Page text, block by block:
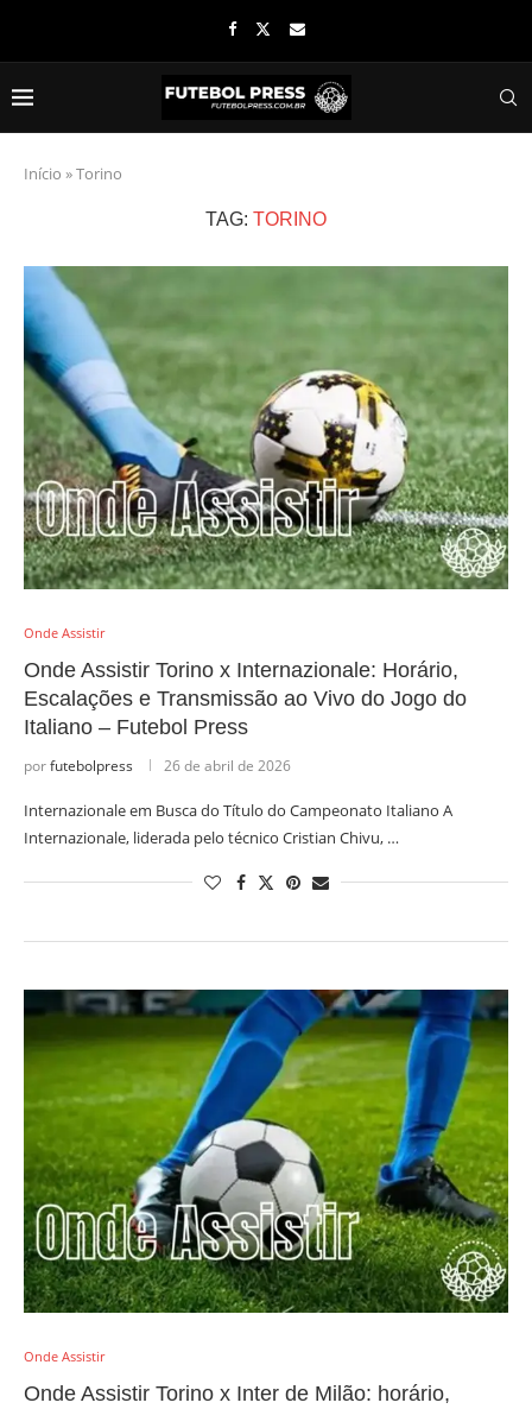
Início »Torino
TAG: TORINO
Onde Assistir
Onde Assistir Torino x Internazionale: Horário,
Escalações e Transmissão ao Vivo do Jogo do
Italiano – Futebol Press
porfutebolpress 26 de abril de 2026
Internazionale em Busca do Título do Campeonato Italiano A
Internazionale, liderada pelo técnico Cristian Chivu, …
Onde Assistir
Onde Assistir Torino x Inter de Milão: horário,